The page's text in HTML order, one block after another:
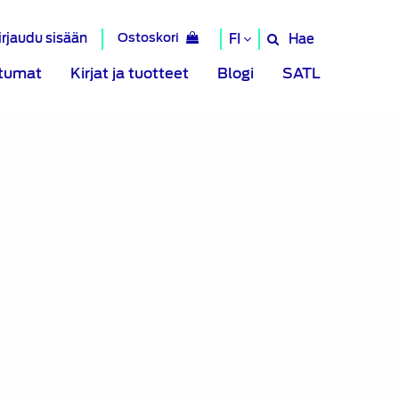
sisään Ostoskori FI
Hae
Hae
Kirjat ja tuotteet Blogi SATL